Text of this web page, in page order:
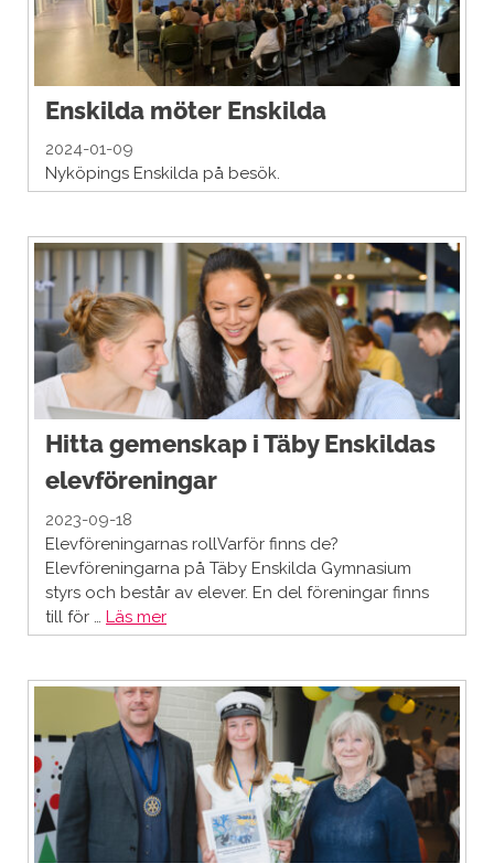
Enskilda möter Enskilda
2024-01-09
Nyköpings Enskilda på besök.
Hitta gemenskap i Täby Enskildas
elevföreningar
2023-09-18
Elevföreningarnas rollVarför finns de?
Elevföreningarna på Täby Enskilda Gymnasium
styrs och består av elever. En del föreningar finns
till för … Läs mer